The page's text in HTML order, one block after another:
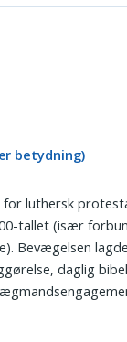
betydning)
for luthersk
tallet (især
Bevægelsen
daglig